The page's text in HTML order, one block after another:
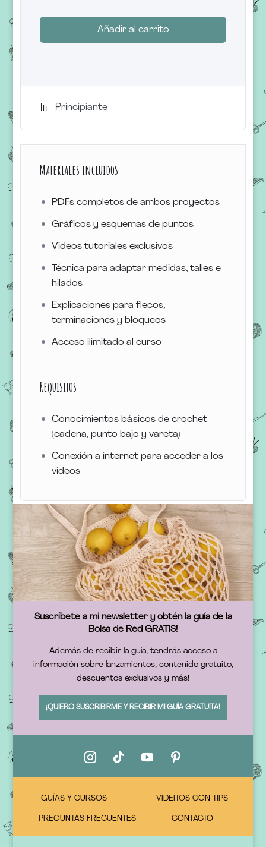
Añadir al carrito
Principiante
Materiales incluidos
PDFs completos de ambos proyectos
Gráficos y esquemas de puntos
Videos tutoriales exclusivos
Técnica para adaptar medidas, talles e
hilados
Explicaciones para flecos,
terminaciones y bloqueos
Acceso ilimitado al curso
Requisitos
Conocimientos básicos de crochet
(cadena, punto bajo y vareta)
Conexión a internet para acceder a los
videos
Suscríbete a mi newsletter y obtén la guía de la
Bolsa de Red GRATIS!
Además de recibir la guía, tendrás acceso a
información sobre lanzamientos, contenido gratuito,
descuentos exclusivos y más!
¡QUIERO SUSCRIBIRME Y RECIBIR MI GUÍA GRATUITA!
GUÍAS Y CURSOS VIDEITOS CON TIPS
PREGUNTAS FRECUENTES CONTACTO